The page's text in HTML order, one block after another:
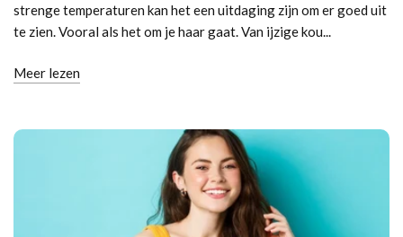
strenge temperaturen kan het een uitdaging zijn om er goed uit
te zien. Vooral als het om je haar gaat. Van ijzige kou...
Meer lezen